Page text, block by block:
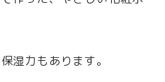
湿力もあります。